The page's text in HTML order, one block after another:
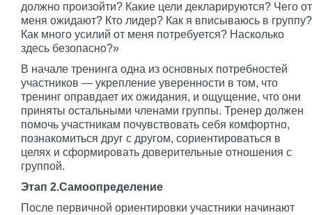
должно произойти? Какие цели декларируются? Чего от
меня ожидают? Кто лидер? Как я вписываюсь в группу?
Как много усилий от меня потребуется? Насколько
здесь безопасно?»
В начале тренинга одна из основных потребностей
участников — укрепление уверенности в том, что
тренинг оправдает их ожидания, и ощущение, что они
приняты остальными членами группы. Тренер должен
помочь участникам почувствовать себя комфортно,
познакомиться друг с другом, сориентироваться в
целях и сформировать доверительные отношения с
группой.
Этап 2.Самоопределение
После первичной ориентировки участники начинают